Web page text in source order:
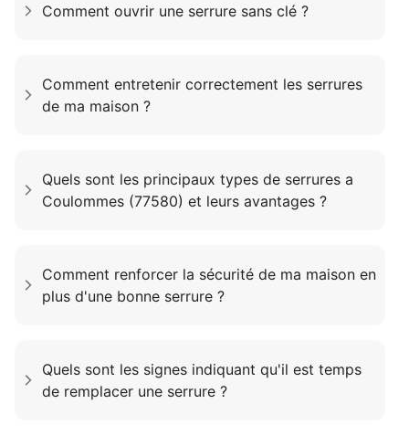
Comment ouvrir une serrure sans clé ?
Comment entretenir correctement les serrures
de ma maison ?
Quels sont les principaux types de serrures a
Coulommes (77580) et leurs avantages ?
Comment renforcer la sécurité de ma maison en
plus d'une bonne serrure ?
Quels sont les signes indiquant qu'il est temps
de remplacer une serrure ?